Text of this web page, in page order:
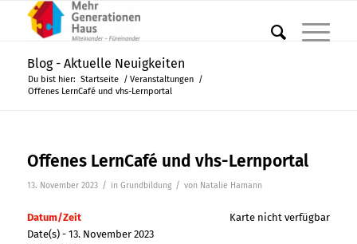
Blog - Aktuelle Neuigkeiten
Du bist hier: Startseite / Veranstaltungen /
Offenes LernCafé und vhs-Lernportal
Offenes LernCafé und vhs-Lernportal
13. November 2023 / in Grundbildung / von Natalie Hamann
Karte nicht verfügbar
Datum/Zeit
Date(s) - 13. November 2023